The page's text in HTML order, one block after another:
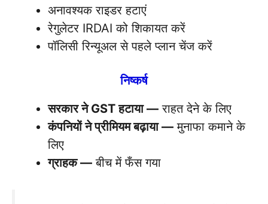
अनावश्यक राइडर हटाएं
रेगुलेटर IRDAI को शिकायत करें
पॉलिसी रिन्यूअल से पहले प्लान चेंज करें
निष्कर्ष
सरकार ने GST हटाया — राहत देने के लिए
कंपनियों ने प्रीमियम बढ़ाया — मुनाफा कमाने के
लिए
ग्राहक — बीच में फँस गया